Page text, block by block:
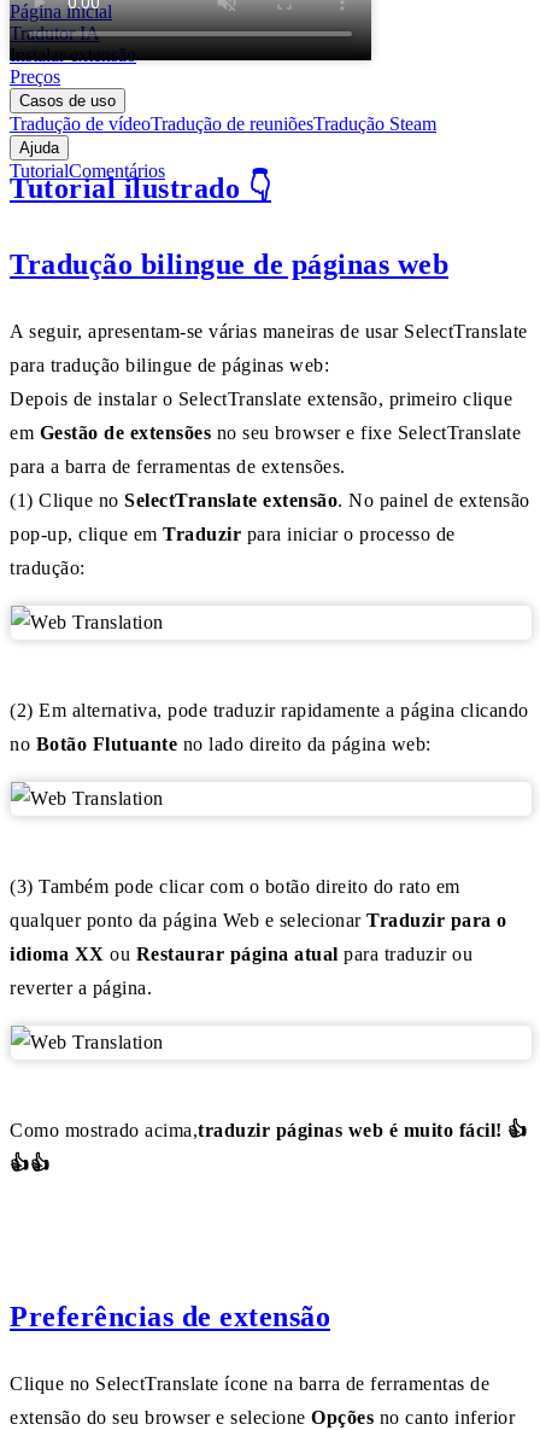
Página inicial
Tradutor IA
Instalar extensão
Preços
Casos de uso
Tradução de vídeoTradução de reuniõesTradução Steam
Ajuda
TutorialComentários
Tutorial ilustrado 👇
Tradução bilingue de páginas web
A seguir, apresentam-se várias maneiras de usar SelectTranslate
para tradução bilingue de páginas web:
Depois de instalar o SelectTranslate extensão, primeiro clique
em Gestão de extensões no seu browser e fixe SelectTranslate
para a barra de ferramentas de extensões.
(1) Clique no SelectTranslate extensão. No painel de extensão
pop-up, clique em Traduzir para iniciar o processo de
tradução:
(2) Em alternativa, pode traduzir rapidamente a página clicando
no Botão Flutuante no lado direito da página web:
(3) Também pode clicar com o botão direito do rato em
qualquer ponto da página Web e selecionar Traduzir para o
idioma XX ou Restaurar página atual para traduzir ou
reverter a página.
Como mostrado acima,traduzir páginas web é muito fácil! 👍
👍👍
Preferências de extensão
Clique no SelectTranslate ícone na barra de ferramentas de
extensão do seu browser e selecione Opções no canto inferior